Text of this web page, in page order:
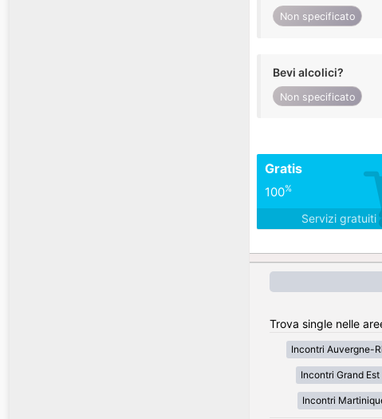
Non specificato
Bevi alcolici?
Non specificato
Gratis
100%
Servizi gratuiti
Trova single nelle
Incontri Auvergne-
Incontri Grand Est
Incontri